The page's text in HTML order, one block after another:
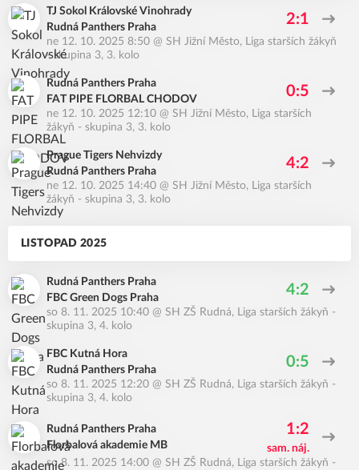
TJ Sokol Královské Vinohrady
Rudná Panthers Praha
2:1
ne 12. 10. 2025 8:50 @ SH Jižní Město, Liga starších žákyň
- skupina 3, 3. kolo
Rudná Panthers Praha
FAT PIPE FLORBAL CHODOV
0:5
ne 12. 10. 2025 12:10 @ SH Jižní Město, Liga starších
žákyň - skupina 3, 3. kolo
Prague Tigers Nehvizdy
Rudná Panthers Praha
4:2
ne 12. 10. 2025 14:40 @ SH Jižní Město, Liga starších
žákyň - skupina 3, 3. kolo
LISTOPAD 2025
Rudná Panthers Praha
FBC Green Dogs Praha
4:2
so 8. 11. 2025 10:40 @ SH ZŠ Rudná, Liga starších žákyň -
skupina 3, 4. kolo
FBC Kutná Hora
Rudná Panthers Praha
0:5
so 8. 11. 2025 12:20 @ SH ZŠ Rudná, Liga starších žákyň -
skupina 3, 4. kolo
Rudná Panthers Praha
Florbalová akademie MB
1:2
sam. náj.
so 8. 11. 2025 14:00 @ SH ZŠ Rudná, Liga starších žákyň -